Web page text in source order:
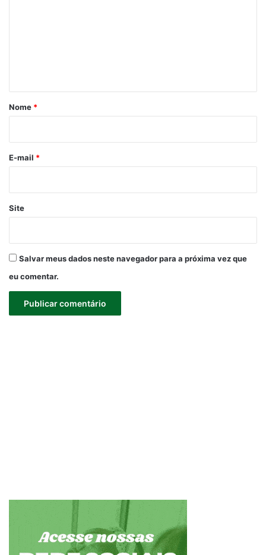
r
*
Nome *
E-mail *
Site
Salvar meus dados neste navegador para a próxima vez que
eu comentar.